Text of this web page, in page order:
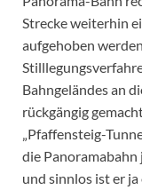
Strecke weiterhin
aufgehoben
Bahngeländes an
rückgängig
„Pfaffensteig-
die
und sinnlos ist er